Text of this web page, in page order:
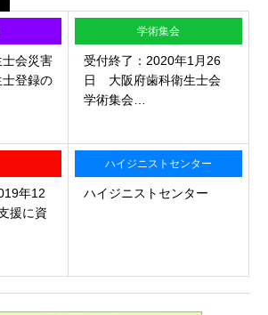
士会災害
登録の
学術集会
受付終了：2020年1月26
日 大阪府歯科衛生士会
学術集会…
年12
援に資
ハイジニストセンター
ハイジニストセンター